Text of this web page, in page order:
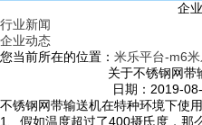
企
行业新闻
企业动态
您当前所在的位置： 米乐平台-m6
关于不锈钢网带
日期：2019-
不锈钢网带输送机在特种环境下使
1、假如温度超过了400摄氏度，那